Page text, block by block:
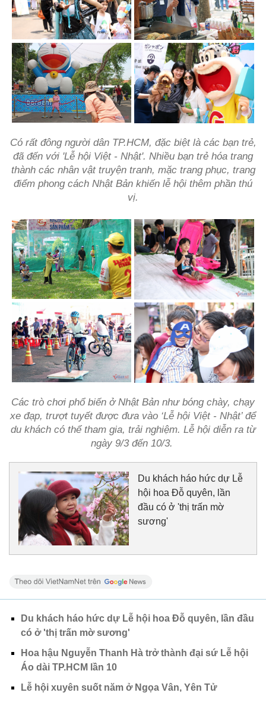
Có rất đông người dân TP.HCM, đặc biệt là các bạn trẻ,
đã đến với 'Lễ hội Việt - Nhật'. Nhiều bạn trẻ hóa trang
thành các nhân vật truyện tranh, mặc trang phục, trang
điểm phong cách Nhật Bản khiến lễ hội thêm phần thú
vị.
Các trò chơi phổ biến ở Nhật Bản như bóng chày, chạy
xe đạp, trượt tuyết được đưa vào ‘Lễ hội Việt - Nhật’ để
du khách có thể tham gia, trải nghiệm. Lễ hội diễn ra từ
ngày 9/3 đến 10/3.
Du khách háo hức dự Lễ
hội hoa Đỗ quyên, lần
đầu có ở 'thị trấn mờ
sương'
Du khách háo hức dự Lễ hội hoa Đỗ quyên, lần đầu
có ở 'thị trấn mờ sương'
Hoa hậu Nguyễn Thanh Hà trở thành đại sứ Lễ hội
Áo dài TP.HCM lần 10
Lễ hội xuyên suốt năm ở Ngọa Vân, Yên Tử